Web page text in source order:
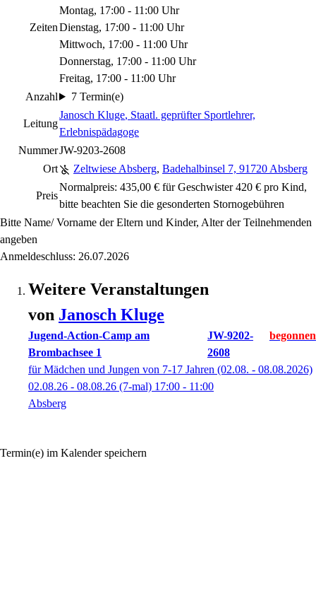
Zeiten
Montag, 17:00 - 11:00 Uhr
Dienstag, 17:00 - 11:00 Uhr
Mittwoch, 17:00 - 11:00 Uhr
Donnerstag, 17:00 - 11:00 Uhr
Freitag, 17:00 - 11:00 Uhr
Anzahl
7 Termin(e)
Leitung
Janosch Kluge, Staatl. geprüfter Sportlehrer,
Erlebnispädagoge
NummerJW-9203-2608
Ort
Zeltwiese Absberg, Badehalbinsel 7, 91720 Absberg
Preis
Normalpreis: 435,00 € für Geschwister 420 € pro Kind,
bitte beachten Sie die gesonderten Stornogebühren
Bitte Name/ Vorname der Eltern und Kinder, Alter der Teilnehmenden
angeben
Anmeldeschluss: 26.07.2026
Weitere Veranstaltungen
von Janosch Kluge
Jugend-Action-Camp am
Brombachsee 1
JW-9202-
2608
für Mädchen und Jungen von 7-17 Jahren (02.08. - 08.08.2026)
02.08.26 - 08.08.26 (7-mal) 17:00 - 11:00
Absberg
Termin(e) im Kalender speichern